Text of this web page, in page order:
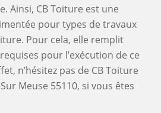
Ainsi, CB Toiture est une
pour types de travaux
Pour cela, elle remplit
pour l’exécution de ce
n’hésitez pas de CB Toiture
Meuse 55110, si vous êtes